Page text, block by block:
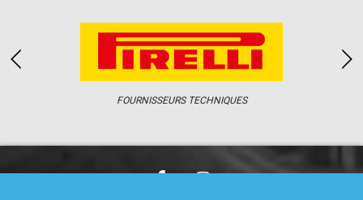
PRESSE
PRESSE
accéder à la billetterie
FOURNISSEURS TECHNIQUES